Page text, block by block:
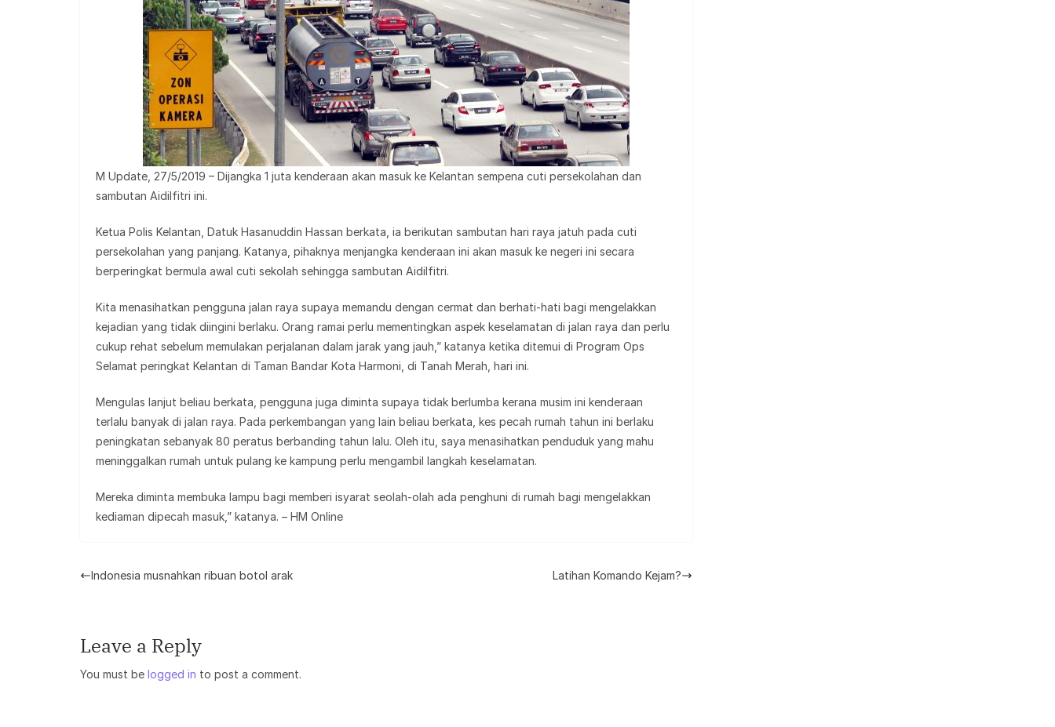
M Update, 27/5/2019 – Dijangka 1 juta kenderaan akan masuk ke Kelantan sempena cuti persekolahan dan
sambutan Aidilfitri ini.
Ketua Polis Kelantan, Datuk Hasanuddin Hassan berkata, ia berikutan sambutan hari raya jatuh pada cuti
persekolahan yang panjang. Katanya, pihaknya menjangka kenderaan ini akan masuk ke negeri ini secara
berperingkat bermula awal cuti sekolah sehingga sambutan Aidilfitri.
Kita menasihatkan pengguna jalan raya supaya memandu dengan cermat dan berhati-hati bagi mengelakkan
kejadian yang tidak diingini berlaku. Orang ramai perlu mementingkan aspek keselamatan di jalan raya dan perlu
cukup rehat sebelum memulakan perjalanan dalam jarak yang jauh,” katanya ketika ditemui di Program Ops
Selamat peringkat Kelantan di Taman Bandar Kota Harmoni, di Tanah Merah, hari ini.
Mengulas lanjut beliau berkata, pengguna juga diminta supaya tidak berlumba kerana musim ini kenderaan
terlalu banyak di jalan raya. Pada perkembangan yang lain beliau berkata, kes pecah rumah tahun ini berlaku
peningkatan sebanyak 80 peratus berbanding tahun lalu. Oleh itu, saya menasihatkan penduduk yang mahu
meninggalkan rumah untuk pulang ke kampung perlu mengambil langkah keselamatan.
Mereka diminta membuka lampu bagi memberi isyarat seolah-olah ada penghuni di rumah bagi mengelakkan
kediaman dipecah masuk,” katanya. – HM Online
Indonesia musnahkan ribuan botol arak Latihan Komando Kejam?
Leave a Reply
You must be logged in to post a comment.